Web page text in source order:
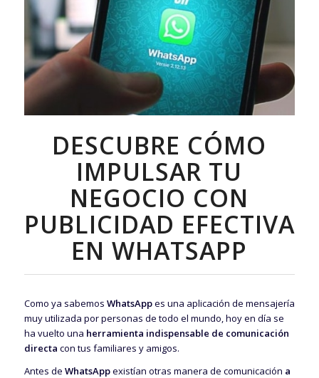
DESCUBRE CÓMO
IMPULSAR TU
NEGOCIO CON
PUBLICIDAD EFECTIVA
EN WHATSAPP
Como ya sabemos WhatsAppes una aplicación de mensajería
muy utilizada por personas de todo el mundo, hoy en día se
ha vuelto una herramienta indispensable de comunicación
directa con tus familiares y amigos.
Antes de WhatsAppexistían otras manera de comunicación a